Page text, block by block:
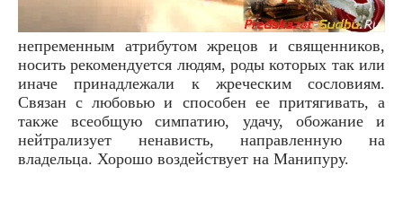
непременным атрибутом жрецов и священников,
носить рекомендуется людям, роды которых так или
иначе принадлежали к жреческим сословиям.
Связан с любовью и способен ее притягивать, а
также всеобщую симпатию, удачу, обожание и
нейтрализует ненависть, направленную на
владельца. Хорошо воздействует на Манипуру.